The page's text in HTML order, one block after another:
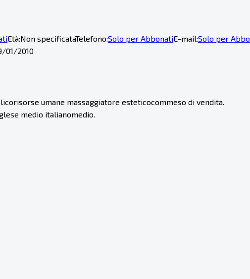
Età:Non specificataTelefono:Solo per AbbonatiE-mail:Solo per
01/2010
umane massaggiatore esteticocommeso di vendita.
medio italianomedio.